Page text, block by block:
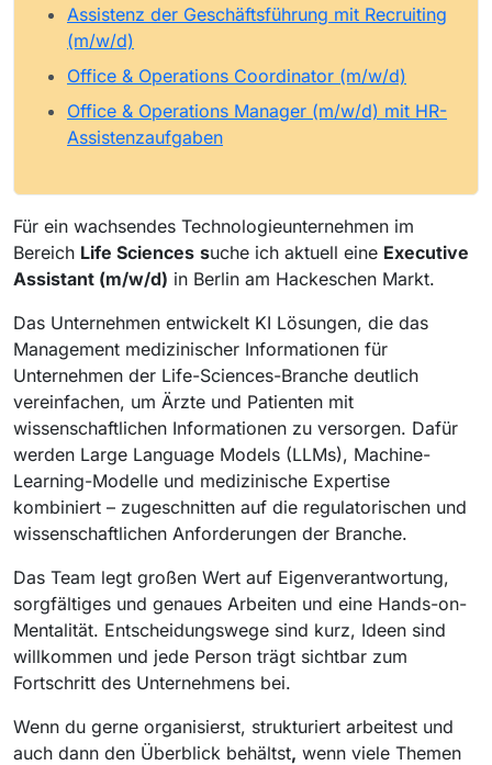
Assistenz der Geschäftsführung mit Recruiting
(m/w/d)
Office & Operations Coordinator (m/w/d)
Office & Operations Manager (m/w/d) mit HR-
Assistenzaufgaben
Für ein wachsendes Technologieunternehmen im
Bereich Life Sciences suche ich aktuell eine Executive
Assistant (m/w/d) in Berlin am Hackeschen Markt.
Das Unternehmen entwickelt KI Lösungen, die das
Management medizinischer Informationen für
Unternehmen der Life-Sciences-Branche deutlich
vereinfachen, um Ärzte und Patienten mit
wissenschaftlichen Informationen zu versorgen. Dafür
werden Large Language Models (LLMs), Machine-
Learning-Modelle und medizinische Expertise
kombiniert – zugeschnitten auf die regulatorischen und
wissenschaftlichen Anforderungen der Branche.
Das Team legt großen Wert auf Eigenverantwortung,
sorgfältiges und genaues Arbeiten und eine Hands-on-
Mentalität. Entscheidungswege sind kurz, Ideen sind
willkommen und jede Person trägt sichtbar zum
Fortschritt des Unternehmens bei.
Wenn du gerne organisierst, strukturiert arbeitest und
auch dann den Überblick behältst, wenn viele Themen